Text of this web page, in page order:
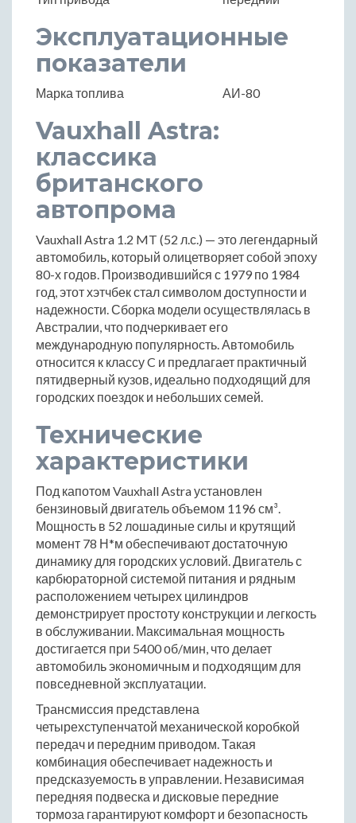
Эксплуатационные
показатели
Марка топлива АИ-80
Vauxhall Astra:
классика
британского
автопрома
Vauxhall Astra 1.2 MT (52 л.с.) — это легендарный
автомобиль, который олицетворяет собой эпоху
80-х годов. Производившийся с 1979 по 1984
год, этот хэтчбек стал символом доступности и
надежности. Сборка модели осуществлялась в
Австралии, что подчеркивает его
международную популярность. Автомобиль
относится к классу C и предлагает практичный
пятидверный кузов, идеально подходящий для
городских поездок и небольших семей.
Технические
характеристики
Под капотом Vauxhall Astra установлен
бензиновый двигатель объемом 1196 см³.
Мощность в 52 лошадиные силы и крутящий
момент 78 Н*м обеспечивают достаточную
динамику для городских условий. Двигатель с
карбюраторной системой питания и рядным
расположением четырех цилиндров
демонстрирует простоту конструкции и легкость
в обслуживании. Максимальная мощность
достигается при 5400 об/мин, что делает
автомобиль экономичным и подходящим для
повседневной эксплуатации.
Трансмиссия представлена
четырехступенчатой механической коробкой
передач и передним приводом. Такая
комбинация обеспечивает надежность и
предсказуемость в управлении. Независимая
передняя подвеска и дисковые передние
тормоза гарантируют комфорт и безопасность